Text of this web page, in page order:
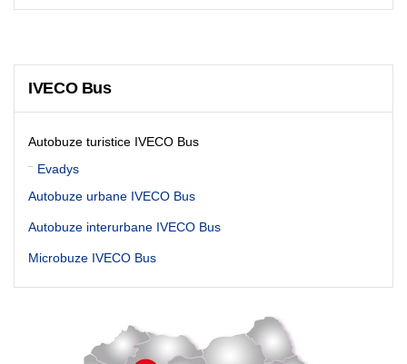
IVECO Bus
Autobuze turistice IVECO Bus
Evadys
Autobuze urbane IVECO Bus
Autobuze interurbane IVECO Bus
Microbuze IVECO Bus